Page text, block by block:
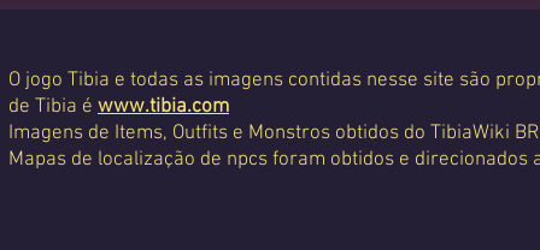
O jogo Tibia e todas as imagens contidas nesse site são
de Tibia é www.tibia.com
Imagens de Items, Outfits e Monstros obtidos do TibiaWiki
Mapas de localização de npcs foram obtidos e direcionados